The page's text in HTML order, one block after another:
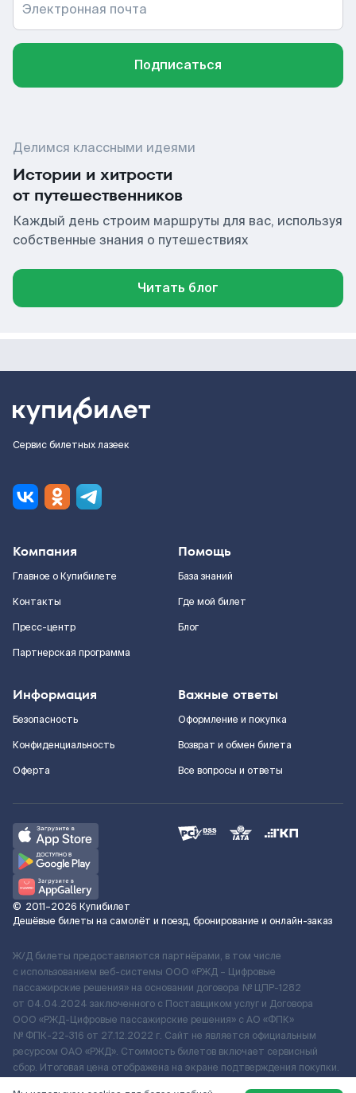
Электронная почта
Подписаться
Делимся классными идеями
Истории и хитрости
от путешественников
Каждый день строим маршруты для вас, используя
собственные знания о путешествиях
Читать блог
Сервис билетных лазеек
Компания
Главное о Купибилете
Контакты
Пресс-центр
Партнерская программа
Помощь
База знаний
Где мой билет
Блог
Информация
Безопасность
Конфиденциальность
Оферта
Важные ответы
Оформление и покупка
Возврат и обмен билета
Все вопросы и ответы
© 2011–2026 Купибилет
Дешёвые билеты на самолёт и поезд, бронирование и онлайн-заказ
Ж/Д билеты предоставляются партнёрами, в том числе
с использованием веб-системы ООО «РЖД – Цифровые
пассажирские решения» на основании договора № ЦПР-1282
от 04.04.2024 заключенного с Поставщиком услуг и Договора
ООО «РЖД-Цифровые пассажирские решения» c АО «ФПК»
№ ФПК-22-316 от 27.12.2022 г. Сайт не является официальным
ресурсом ОАО «РЖД». Стоимость билетов включает сервисный
сбор. Итоговая цена отображена на экране подтверждения покупки.